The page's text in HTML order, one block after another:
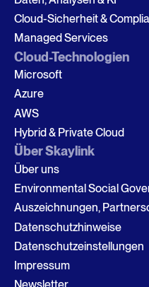
Cloud-Sicherheit &
Managed Services
Cloud-Technologien
Microsoft
Azure
AWS
Hybrid & Private Cloud
Über Skaylink
Über uns
Environmental Social
Auszeichnungen,
Datenschutzhinweise
Datenschutzeinstellungen
Impressum